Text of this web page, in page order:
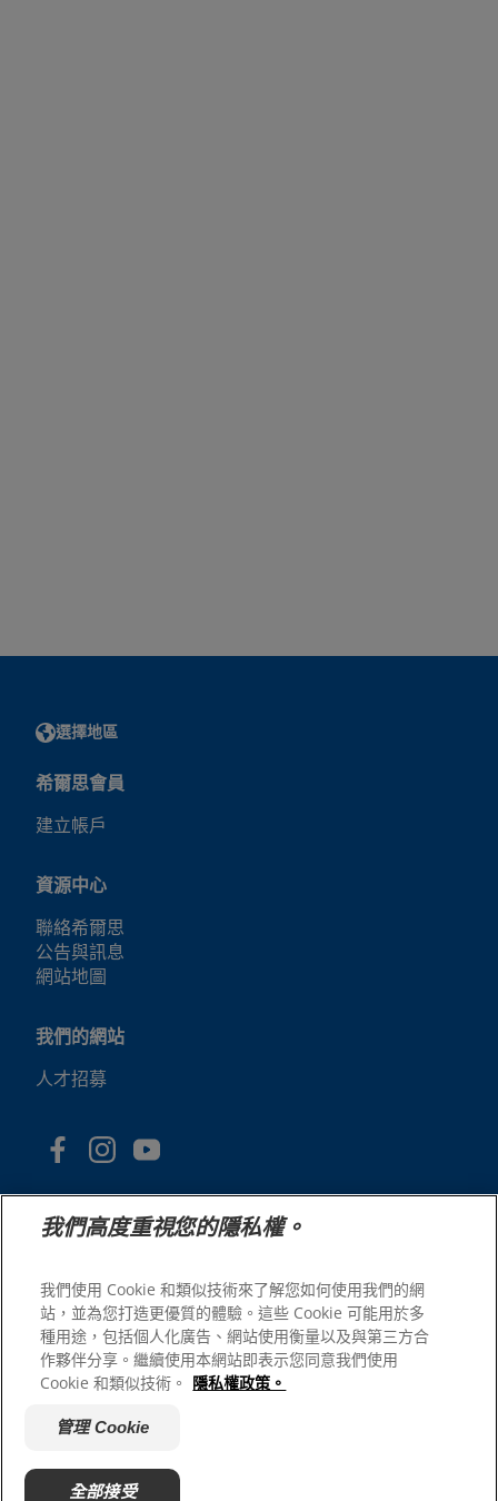
選擇地區
希爾思會員
建立帳戶
資源中心
聯絡希爾思
公告與訊息
網站地圖
我們的網站
人才招募
© 2025 Hill's Pet Nutrition, Inc.
版權所有。
本文所使用的商標僅指在美國註冊的商標；在其他地區的註
冊狀態可能有所不同。您使用本網站須遵守我們的條款。
我們高度重視您的隱私權。
我們使用 Cookie 和類似技術來了解您如何使用我們的網
站，並為您打造更優質的體驗。這些 Cookie 可能用於多
種用途，包括個人化廣告、網站使用衡量以及與第三方合
作夥伴分享。繼續使用本網站即表示您同意我們使用
Cookie 和類似技術。 隱私權政策。
管理 Cookie
全部接受